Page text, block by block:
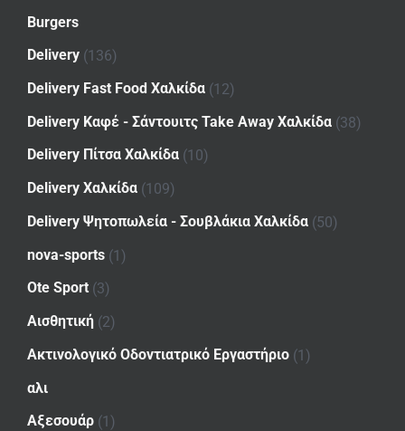
Burgers
Delivery (136)
Delivery Fast Food Χαλκίδα (12)
Delivery Καφέ - Σάντουιτς Take Away Χαλκίδα (38)
Delivery Πίτσα Χαλκίδα (10)
Delivery Χαλκίδα (109)
Delivery Ψητοπωλεία - Σουβλάκια Χαλκίδα (50)
nova-sports (1)
Ote Sport (3)
Αισθητική (2)
Ακτινολογικό Οδοντιατρικό Εργαστήριο (1)
αλι
Αξεσουάρ (1)